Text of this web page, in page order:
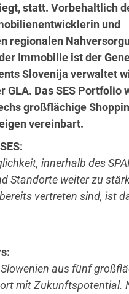
statt. Vorbehaltlich
und
regionalen
Immobilie ist der
Slovenija verwaltet
Das SES Portfolio
großflächige
vereinbart.
innerhalb des
Standorte weiter zu
vertreten sind, ist
aus fünf
mit Zukunftspotential.